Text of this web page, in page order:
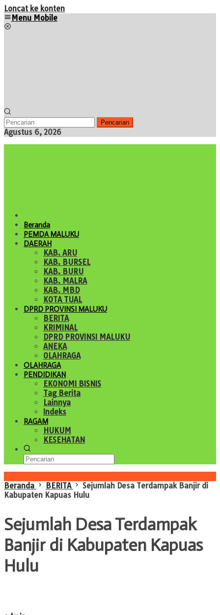
Loncat ke konten
Menu Mobile
Pencarian
Agustus 6, 2026
Beranda
PEMDA MALUKU
DAERAH
KAB. ARU
KAB. BURSEL
KAB. BURU
KAB. MALRA
KAB. MBD
KOTA TUAL
DPRD PROVINSI MALUKU
BERITA
KRIMINAL
DPRD PROVINSI MALUKU
ANEKA
OLAHRAGA
OLAHRAGA
PENDIDIKAN
EKONOMI BISNIS
Tag Berita
Lainnya
Indeks
RAGAM
HUKUM
KESEHATAN
Beranda
BERITA
Sejumlah Desa Terdampak Banjir di
Kabupaten Kapuas Hulu
Sejumlah Desa Terdampak
Banjir di Kabupaten Kapuas
Hulu